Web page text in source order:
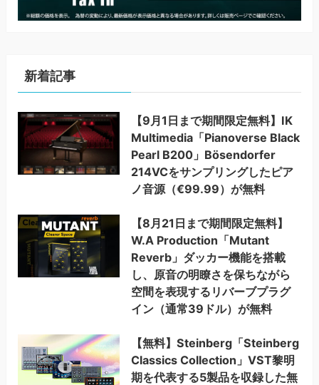
新着記事
【9月1日まで期間限定無料】IK
Multimedia「Pianoverse Black
Pearl B200」Bösendorfer
214VCをサンプリングしたピア
ノ音源（€99.99）が無料
【8月21日まで期間限定無料】
W.A Production「Mutant
Reverb」ダッカー機能を搭載
し、原音の明瞭さを保ちながら
空間を表現するリバーブプラグ
イン（通常39ドル）が無料
【無料】Steinberg「Steinberg
Classics Collection」VST黎明
期を代表する5製品を収録した無